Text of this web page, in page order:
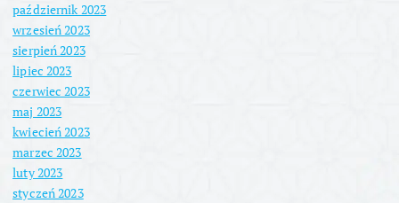
październik 2023
wrzesień 2023
sierpień 2023
lipiec 2023
czerwiec 2023
maj 2023
kwiecień 2023
marzec 2023
luty 2023
styczeń 2023